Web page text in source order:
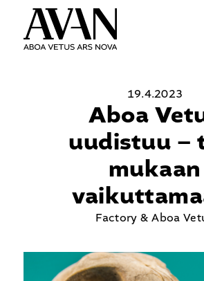
main
content
19.4.2023
Aboa
uudistuu –
mukaan
Factory & Aboa